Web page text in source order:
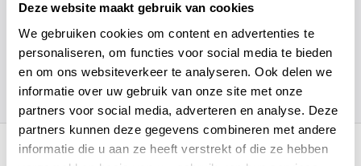
Deze website maakt gebruik van cookies
We gebruiken cookies om content en advertenties te
personaliseren, om functies voor social media te bieden
en om ons websiteverkeer te analyseren. Ook delen we
informatie over uw gebruik van onze site met onze
partners voor social media, adverteren en analyse. Deze
partners kunnen deze gegevens combineren met andere
informatie die u aan ze heeft verstrekt of die ze hebben
info@artsloten.nl
157 klanten geven een 4.7 /5 op
Recent bekeken